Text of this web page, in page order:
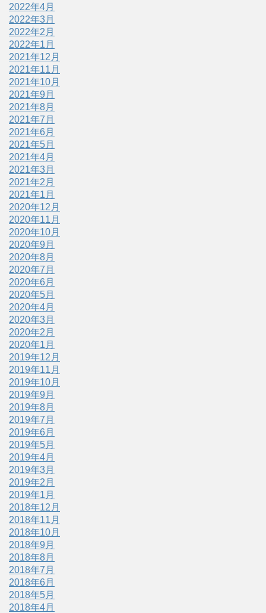
2022年4月
2022年3月
2022年2月
2022年1月
2021年12月
2021年11月
2021年10月
2021年9月
2021年8月
2021年7月
2021年6月
2021年5月
2021年4月
2021年3月
2021年2月
2021年1月
2020年12月
2020年11月
2020年10月
2020年9月
2020年8月
2020年7月
2020年6月
2020年5月
2020年4月
2020年3月
2020年2月
2020年1月
2019年12月
2019年11月
2019年10月
2019年9月
2019年8月
2019年7月
2019年6月
2019年5月
2019年4月
2019年3月
2019年2月
2019年1月
2018年12月
2018年11月
2018年10月
2018年9月
2018年8月
2018年7月
2018年6月
2018年5月
2018年4月